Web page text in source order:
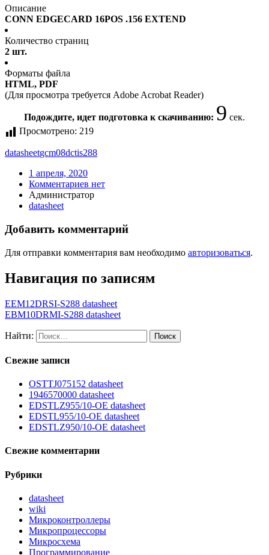
Описание
CONN EDGECARD 16POS .156 EXTEND
Количество страниц
2 шт.
Форматы файла
HTML, PDF
(Для просмотра требуется Adobe Acrobat Reader)
Подождите, идет подготовка к скачиванию: 9 сек.
Просмотрено: 219
datasheetgcm08dctis288
1 апреля, 2020
Комментариев нет
Администратор
datasheet
Добавить комментарий
Для отправки комментария вам необходимо авторизоваться.
Навигация по записям
EEM12DRSI-S288 datasheet
EBM10DRMI-S288 datasheet
Найти:
Свежие записи
OSTTJ075152 datasheet
1946570000 datasheet
EDSTLZ955/10-OE datasheet
EDSTL955/10-OE datasheet
EDSTLZ950/10-OE datasheet
Свежие комментарии
Рубрики
datasheet
wiki
Микроконтроллеры
Микропроцессоры
Микросхема
Программирование